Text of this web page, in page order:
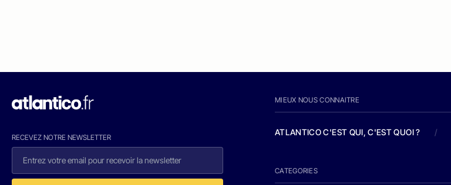
RECEVEZ NOTRE NEWSLETTER
MIEUX NOUS CONNAITRE
ATLANTICO C'EST QUI, C'EST QUOI ? /
CATEGORIES